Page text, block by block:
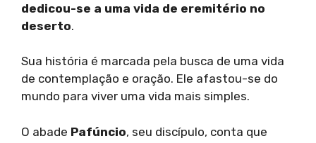
dedicou-se a uma vida de eremitério no
deserto.
Sua história é marcada pela busca de uma vida
de contemplação e oração. Ele afastou-se do
mundo para viver uma vida mais simples.
O abade Pafúncio, seu discípulo, conta que